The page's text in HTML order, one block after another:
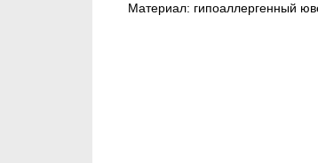
Материал: гипоаллергенный